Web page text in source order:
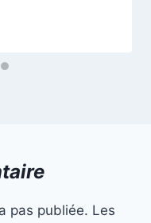
pas publiée. Les